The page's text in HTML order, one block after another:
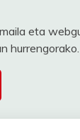
eta
hurrengorako.